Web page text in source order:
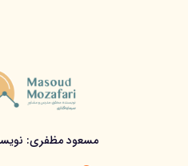
مسعود مظفری: